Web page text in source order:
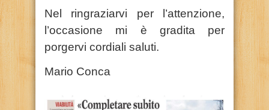
Nel ringraziarvi per l’attenzione,
l’occasione mi è gradita per
porgervi cordiali saluti.
Mario Conca